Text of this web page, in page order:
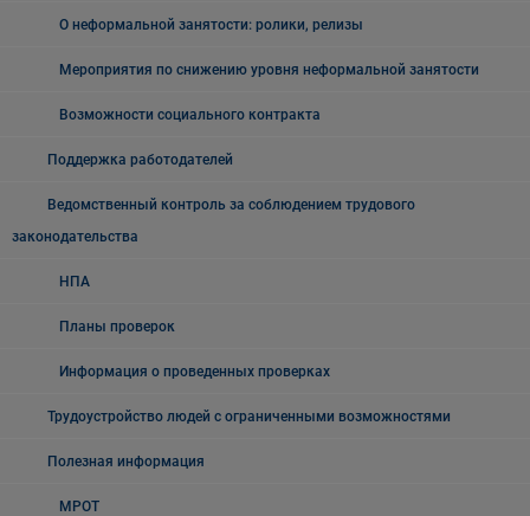
О неформальной занятости: ролики, релизы
Мероприятия по снижению уровня неформальной занятости
Возможности социального контракта
Поддержка работодателей
Ведомственный контроль за соблюдением трудового
законодательства
НПА
Планы проверок
Информация о проведенных проверках
Трудоустройство людей с ограниченными возможностями
Полезная информация
МРОТ